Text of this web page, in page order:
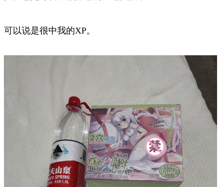
可以说是很中我的XP。